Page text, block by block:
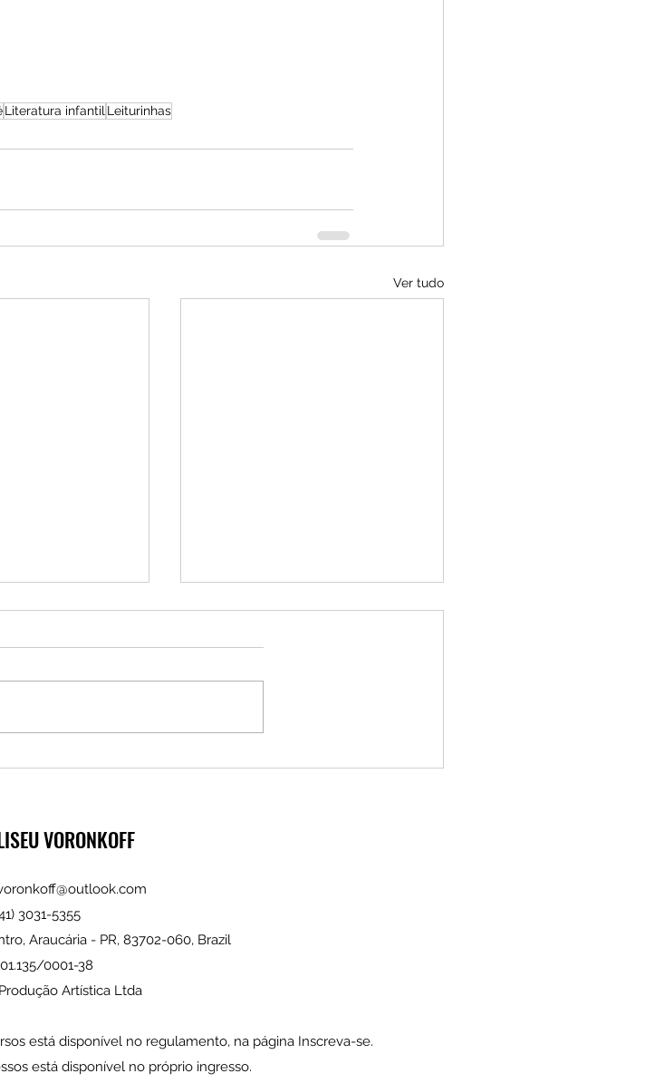
Literatura infantilLeiturinhas
Ver tudo
e o Burro
VORONKOFF
3031-5355
Araucária - PR, 83702-060, Brazil
0001-38
Artística Ltda
está disponível no regulamento, na página Inscreva-se.
está disponível no próprio ingresso.